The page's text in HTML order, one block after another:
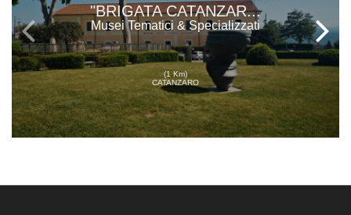
"BRIGATA CATANZAR...
Musei Tematici & Specializzati
(1 Km)
CATANZARO